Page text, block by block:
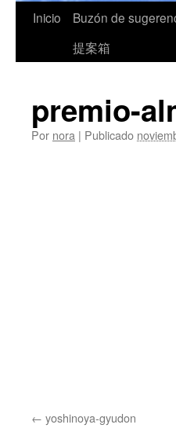
Inicio
Buzón de
提案箱
premio-
Por nora | Publicado
yoshinoya-gyudon